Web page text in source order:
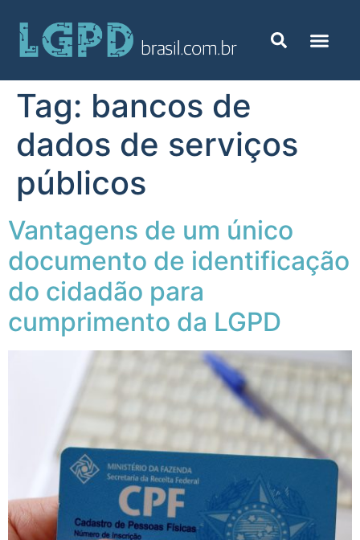
Tag: bancos de
dados de serviços
públicos
Vantagens de um único
documento de identificação
do cidadão para
cumprimento da LGPD